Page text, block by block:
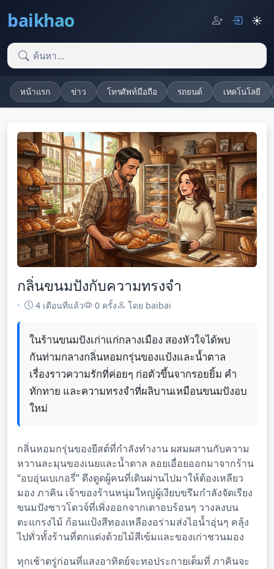
baikhao ☀️
หน้าแรก ข่าว โทรศัพท์มือถือ รถยนต์ เทคโนโลยี
กลิ่นขนมปังกับความทรงจำ
4 เดือนที่แล้ว 0 ครั้ง โดย baibai
ในร้านขนมปังเก่าแก่กลางเมือง สองหัวใจได้พบ
กันท่ามกลางกลิ่นหอมกรุ่นของแป้งและน้ำตาล
เรื่องราวความรักที่ค่อยๆ ก่อตัวขึ้นจากรอยยิ้ม คำ
ทักทาย และความทรงจำที่ผลิบานเหมือนขนมปังอบ
ใหม่
กลิ่นหอมกรุ่นของยีสต์ที่กำลังทำงาน ผสมผสานกับความ
หวานละมุนของเนยและน้ำตาล ลอยเอื่อยออกมาจากร้าน
“อบอุ่นเบเกอรี่” ดึงดูดผู้คนที่เดินผ่านไปมาให้ต้องเหลียว
มอง ภาคิน เจ้าของร้านหนุ่มใหญ่ผู้เงียบขรึมกำลังจัดเรียง
ขนมปังซาวโดวจ์ที่เพิ่งออกจากเตาอบร้อนๆ วางลงบน
ตะแกรงไม้ ก้อนแป้งสีทองเหลืองอร่ามส่งไอน้ำอุ่นๆ คลุ้ง
ไปทั่วทั้งร้านที่ตกแต่งด้วยไม้สีเข้มและของเก่าชวนมอง
ทุกเช้าตรู่ก่อนที่แสงอาทิตย์จะทอประกายเต็มที่ ภาคินจะ